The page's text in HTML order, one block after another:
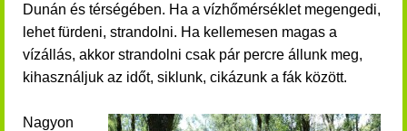
Dunán és térségében. Ha a vízhőmérséklet megengedi,
lehet fürdeni, strandolni. Ha kellemesen magas a
vízállás, akkor strandolni csak pár percre állunk meg,
kihasználjuk az időt, siklunk, cikázunk a fák között.
Nagyon